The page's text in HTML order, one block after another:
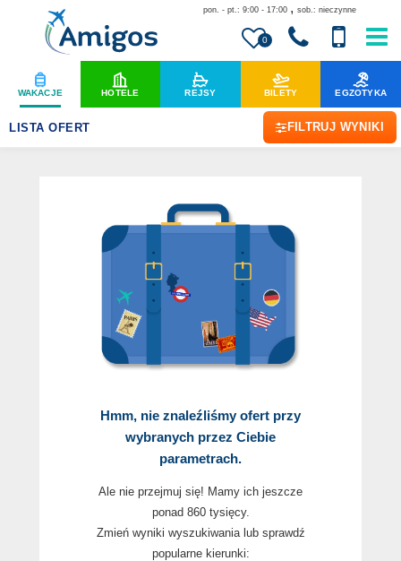
0
pon. - pt.: 9:00 - 17:00 , sob.: nieczynne
WAKACJE HOTELE REJSY BILETY EGZOTYKA
LISTA OFERT FILTRUJ WYNIKI
Hmm, nie znaleźliśmy ofert przy
wybranych przez Ciebie
parametrach.
Ale nie przejmuj się! Mamy ich jeszcze
ponad 860 tysięcy.
Zmień wyniki wyszukiwania lub sprawdź
popularne kierunki: